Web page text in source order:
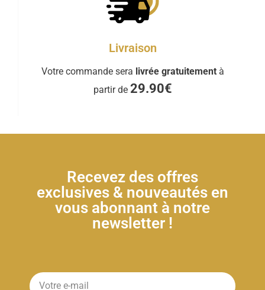
Livraison
Votre commande sera livrée gratuitement à
partir de 29.90€
Recevez des offres
exclusives & nouveautés en
vous abonnant à notre
newsletter !